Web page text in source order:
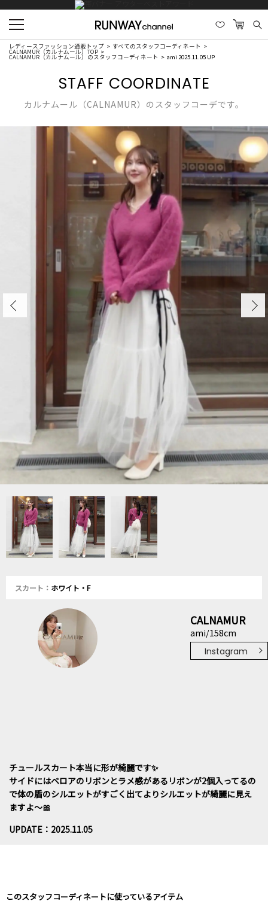
レディースファッション通販トップ すべてのスタッフコーディネート
CALNAMUR（カルナムール）TOP
CALNAMUR（カルナムール）のスタッフコーディネート ami 2025.11.05 UP
STAFF COORDINATE
カルナムール（CALNAMUR）のスタッフコーデです。
スカート： ホワイト・F
CALNAMUR
ami/158cm
Instagram
チュールスカート本当に形が綺麗です✨
サイドにはベロアのリボンとラメ感があるリボンが2個入ってるの
で体の盾のシルエットがすごく出てよりシルエットが綺麗に見え
ますよ〜🎀
UPDATE：2025.11.05
このスタッフコーディネートに使っているアイテム